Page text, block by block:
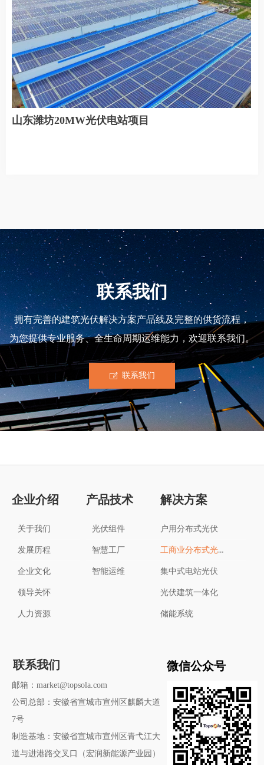
山东潍坊20MW光伏电站项目
联系我们
拥有完善的建筑光伏解决方案产品线及完整的供货流程，
为您提供专业服务、全生命周期运维能力，欢迎联系我们。
ꂐ 联系我们
企业介绍
关于我们
发展历程
企业文化
领导关怀
人力资源
产品技术
光伏组件
智慧工厂
智能运维
解决方案
户用分布式光伏
工商业分布式光伏
集中式电站光伏
光伏建筑一体化
储能系统
联系我们
邮箱：market@topsola.com
公司总部：安徽省宣城市宣州区麒麟大道
7号
制造基地：安徽省宣城市宣州区青弋江大
道与进港路交叉口（宏润新能源产业园）
微信公众号